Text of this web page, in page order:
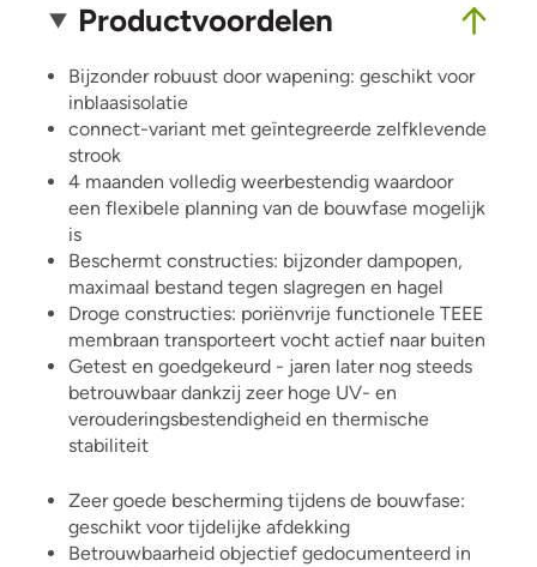
Productvoordelen
Bijzonder robuust door wapening: geschikt voor
inblaas­isolatie
connect-variant met geïntegreerde zelfklevende
strook
4 maanden volledig weerbestendig waardoor
een flexibele planning van de bouwfase mogelijk
is
Beschermt constructies: bijzonder dampopen,
maximaal bestand tegen slagregen en hagel
Droge constructies: poriënvrije functionele TEEE
membraan transporteert vocht actief naar buiten
Getest en goedgekeurd - jaren later nog steeds
betrouwbaar dankzij zeer hoge UV- en
verouderingsbestendigheid en thermische
stabiliteit
Zeer goede bescherming tijdens de bouwfase:
geschikt voor tijdelijke afdekking
Betrouwbaarheid objectief gedocumenteerd in